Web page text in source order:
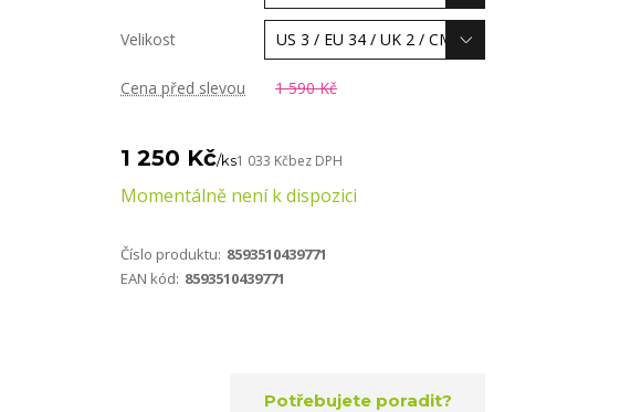
Velikost
Cena před slevou 1 590 Kč
1 250 Kč/ks1 033 Kčbez DPH
Momentálně není k dispozici
Číslo produktu: 8593510439771
EAN kód: 8593510439771
Potřebujete poradit?